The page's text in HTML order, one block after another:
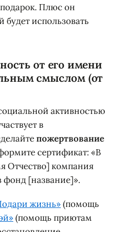
Плюс он
будет использовать
от его имени
смыслом (от
активностью
в
пожертвование
сертификат: «В
Отчество] компания
фонд [название]».
жизнь»(помощь
(помощь приютам